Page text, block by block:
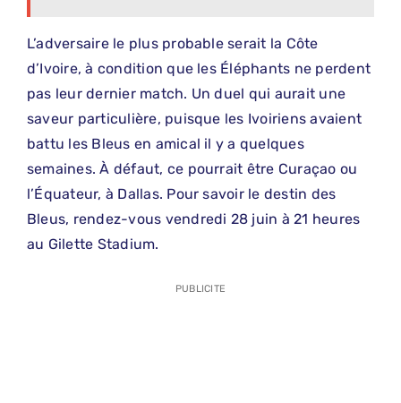
L’adversaire le plus probable serait la Côte
d’Ivoire, à condition que les Éléphants ne perdent
pas leur dernier match. Un duel qui aurait une
saveur particulière, puisque les Ivoiriens avaient
battu les Bleus en amical il y a quelques
semaines. À défaut, ce pourrait être Curaçao ou
l’Équateur, à Dallas. Pour savoir le destin des
Bleus, rendez-vous vendredi 28 juin à 21 heures
au Gilette Stadium.
PUBLICITE